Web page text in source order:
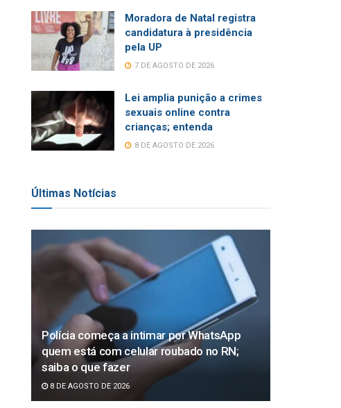
Moradora de Natal registra
candidatura à presidência
pela UP
7 DE AGOSTO DE 2026
Lei amplia punição a crimes
sexuais online contra
crianças; entenda
8 DE AGOSTO DE 2026
Últimas Notícias
Polícia começa a intimar por WhatsApp
quem está com celular roubado no RN;
saiba o que fazer
8 DE AGOSTO DE 2026